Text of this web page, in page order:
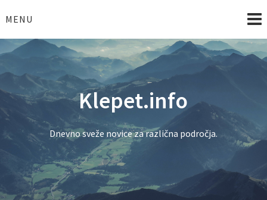
toMENU
Klepet.info
Dnevno sveže novice za različna področja.